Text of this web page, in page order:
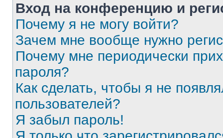
Вход на конференцию и
Почему я не могу войти?
Зачем мне вообще нужно
Почему мне периодически
пароля?
Как сделать, чтобы я не
пользователей?
Я забыл пароль!